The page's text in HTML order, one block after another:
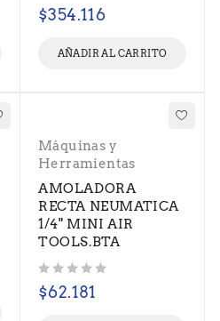
$354.116
AÑADIR AL CARRITO
Máquinas y
Herramientas
AMOLADORA
RECTA NEUMATICA
1/4" MINI AIR
TOOLS.BTA
$62.181